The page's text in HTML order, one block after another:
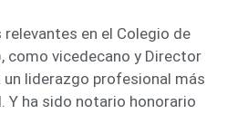
en el Colegio de
como vicedecano y Director
liderazgo profesional más
Y ha sido notario honorario